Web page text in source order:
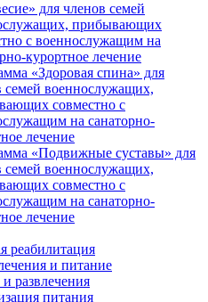
для членов семей
прибывающих
с военнослужащим на
курортное лечение
«Здоровая спина» для
семей военнослужащих,
совместно с
на санаторно-
лечение
«Подвижные суставы» для
семей военнослужащих,
совместно с
на санаторно-
лечение
реабилитация
и питание
развлечения
питания